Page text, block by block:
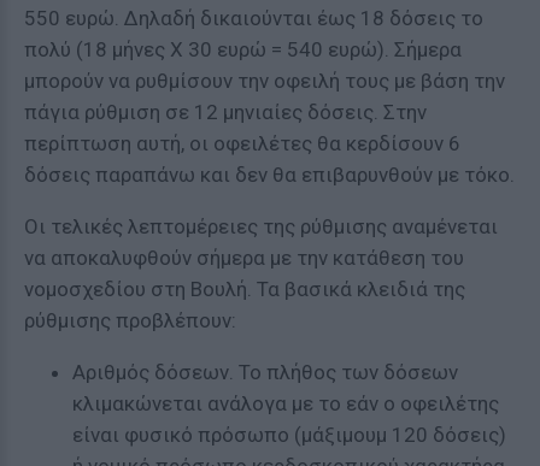
550 ευρώ. Δηλαδή δικαιούνται έως 18 δόσεις το
πολύ (18 μήνες Χ 30 ευρώ = 540 ευρώ). Σήμερα
μπορούν να ρυθμίσουν την οφειλή τους με βάση την
πάγια ρύθμιση σε 12 μηνιαίες δόσεις. Στην
περίπτωση αυτή, οι οφειλέτες θα κερδίσουν 6
δόσεις παραπάνω και δεν θα επιβαρυνθούν με τόκο.
Οι τελικές λεπτομέρειες της ρύθμισης αναμένεται
να αποκαλυφθούν σήμερα με την κατάθεση του
νομοσχεδίου στη Βουλή. Τα βασικά κλειδιά της
ρύθμισης προβλέπουν:
Αριθμός δόσεων. Το πλήθος των δόσεων
κλιμακώνεται ανάλογα με το εάν ο οφειλέτης
είναι φυσικό πρόσωπο (μάξιμουμ 120 δόσεις)